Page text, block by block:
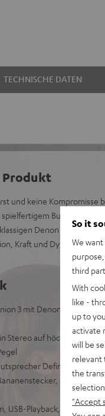
TECHNISCHE DATEN
Produkt
und keine Kompromisse
Bundle aus
Denon Stereo-AV-
Kraft und Dynamik.
3 mit Denon Stereo-
Stereo auf höchstem
Definion 3,
8 Spikes,
USB-Playback, Phono-
So it
We
third
With
like -
up to
activate
will be
relevant
the
"Accept